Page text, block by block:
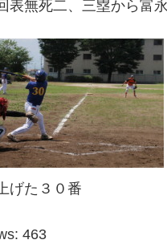
表無死二、三塁から富
げた３０番
463